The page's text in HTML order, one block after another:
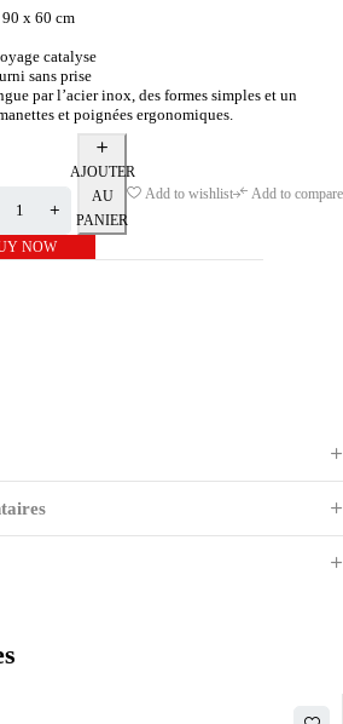
x 60 cm
catalyse
sans prise
par l’acier inox, des formes simples et un
et poignées ergonomiques.
AJOUTER
AU
PANIER
NOW
Add to wishlist Add to compare